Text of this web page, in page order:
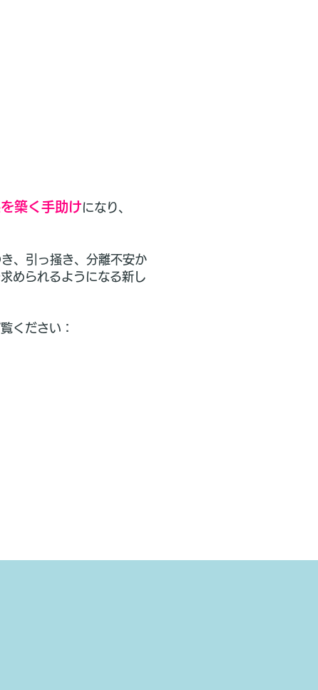
築く手助けになり、
、引っ掻き、分離不安か
められるようになる新し
ください：